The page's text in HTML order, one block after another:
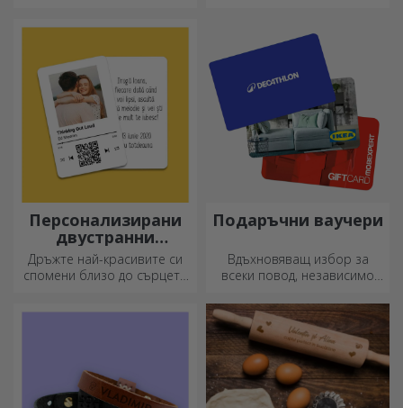
Изберете подходящия!
подаръка с
персонализирана картичка
или поздравителна
картичка.
Персонализирани
двустранни
алуминиеви карти
Дръжте най-красивите си
спомени близо до сърцето
Подаръчни ваучери
Вдъхновяващ избор за
всеки повод, независимо
дни, празници или други
специални моменти.